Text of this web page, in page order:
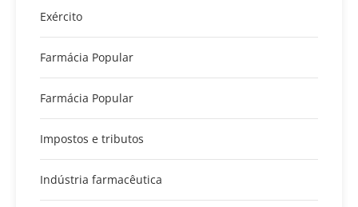
Exército
Farmácia Popular
Farmácia Popular
Impostos e tributos
Indústria farmacêutica